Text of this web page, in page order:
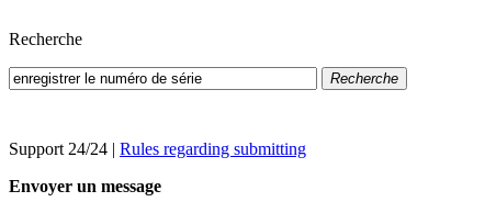
Recherche
Recherche
Support 24/24 | Rules regarding submitting
Envoyer un message